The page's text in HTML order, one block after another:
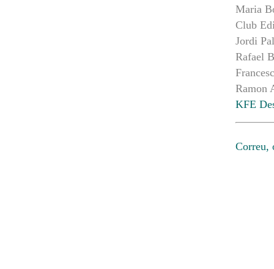
Maria
Club
Jordi
Rafael
Ramon
KFE
Correu,